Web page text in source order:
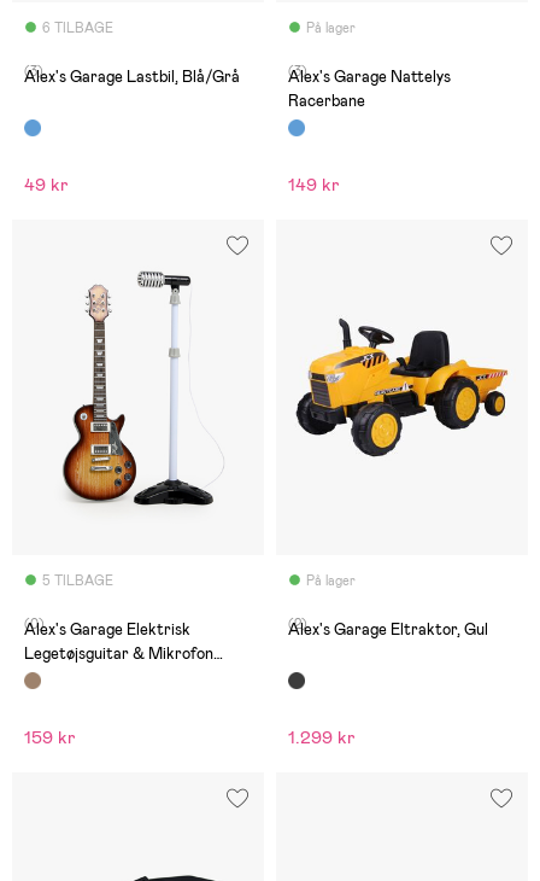
6 TILBAGE
(3)
Alex's Garage Lastbil, Blå/Grå
49 kr
På lager
(3)
Alex's Garage Nattelys
Racerbane
149 kr
5 TILBAGE
(0)
Alex's Garage Elektrisk
Legetøjsguitar & Mikrofon
Elektrisk
159 kr
På lager
(2)
Alex's Garage Eltraktor, Gul
1.299 kr